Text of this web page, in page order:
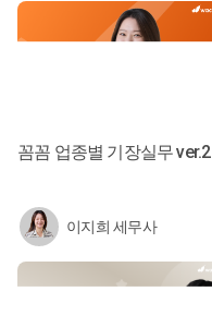
꼼꼼 업종별 기장실무 ver.2
이지희 세무사